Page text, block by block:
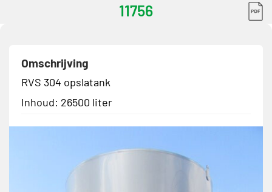
11756
Omschrijving
RVS 304 opslatank
Inhoud: 26500 liter